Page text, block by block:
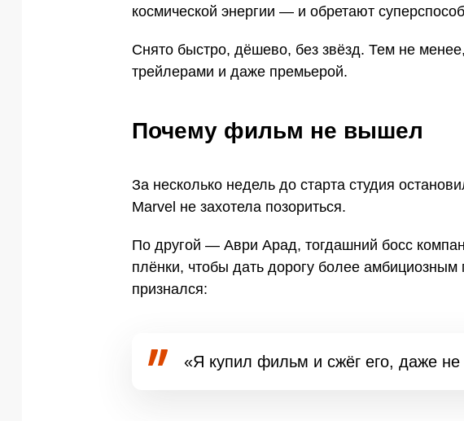
космической энергии — и обретают
Снято быстро, дёшево, без звёзд. Тем не
трейлерами и даже премьерой.
Почему фильм не вышел
За несколько недель до старта студия
Marvel не захотела позориться.
По другой — Аври Арад, тогдашний босс
плёнки, чтобы дать дорогу более
признался:
«Я купил фильм и сжёг его, даже не